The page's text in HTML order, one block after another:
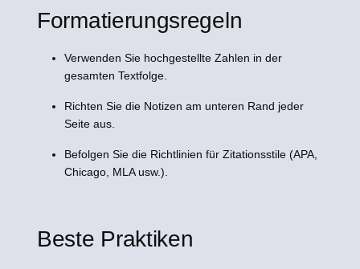
Formatierungsregeln
Verwenden Sie hochgestellte Zahlen in der
gesamten Textfolge.
Richten Sie die Notizen am unteren Rand jeder
Seite aus.
Befolgen Sie die Richtlinien für Zitationsstile (APA,
Chicago, MLA usw.).
Beste Praktiken